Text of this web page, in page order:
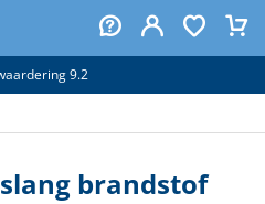
9.2
brandstof